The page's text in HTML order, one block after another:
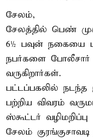
சேலம்,
சேலத்தில் பெண்
6½ பவுன் நகையை
நபர்களை போலீசார்
வருகிறார்கள்.
பட்டப்பகலில்
பற்றிய விவரம்
ஸ்கூட்டர் வழிமறிப்பு
சேலம்